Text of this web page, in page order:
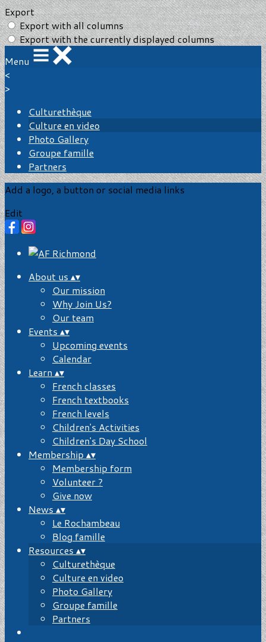
Export
Export with all columns
Export with the currently displayed columns
Menu
<
>
Culturethèque
Culture en video
Photo Gallery
Groupe famille
Partners
Add a logo, a button or social media links
Edit
About us ▴▾
Our mission
Why Join Us?
Our team
Events ▴▾
Upcoming events
Calendar
Learn ▴▾
French classes
French textbooks
French levels
Children's Activities
Children's Day School
Membership ▴▾
Membership form
Volunteer ?
Give now
News ▴▾
Le Rochambeau
Blog famille
Resources ▴▾
Culturethèque
Culture en video
Photo Gallery
Groupe famille
Partners